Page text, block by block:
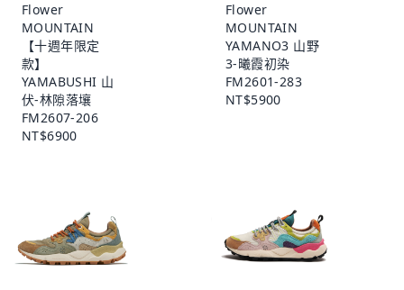
Flower
MOUNTAIN
【十週年限定
款】
YAMABUSHI 山
伏-林隙落壤
FM2607-206
NT$6900
Flower
MOUNTAIN
YAMANO3 山野
3-曦霞初染
FM2601-283
NT$5900